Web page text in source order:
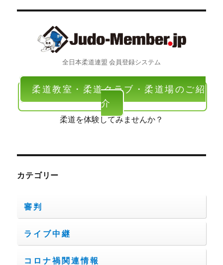
全日本柔道連盟 会員登録システム
柔道教室・柔道クラブ・柔道場のご紹
介
柔道を体験してみませんか？
カテゴリー
審判
ライブ中継
コロナ禍関連情報